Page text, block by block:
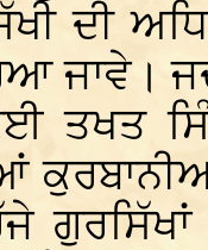
ਦੀ
ਜਾਵੇ।
ਤਖਤ